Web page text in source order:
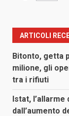
ARTICOLI
Bitonto, getta
milione, gli
tra i rifiuti
Istat, l’allarme
dall’aumento